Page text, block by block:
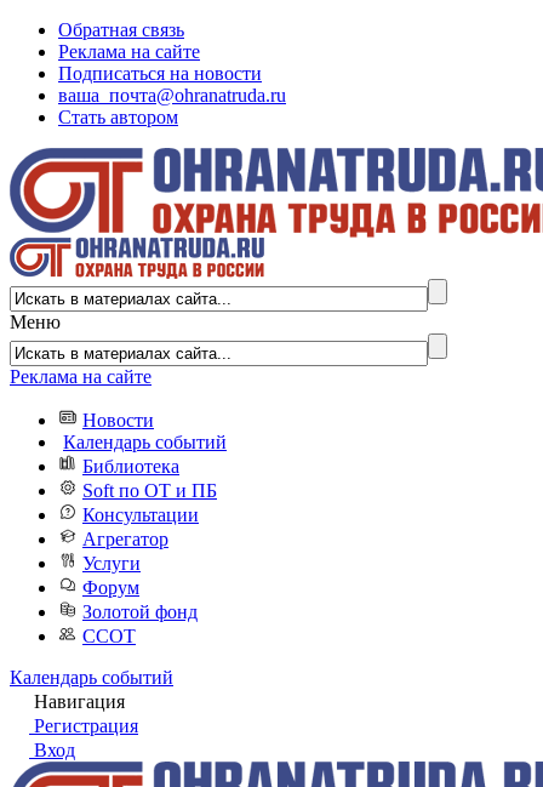
Обратная связь
Реклама на сайте
Подписаться на новости
ваша_почта@ohranatruda.ru
Стать автором
Меню
Реклама на сайте
Новости
Календарь событий
Библиотека
Soft по ОТ и ПБ
Консультации
Агрегатор
Услуги
Форум
Золотой фонд
ССОТ
Календарь событий
Навигация
Регистрация
Вход